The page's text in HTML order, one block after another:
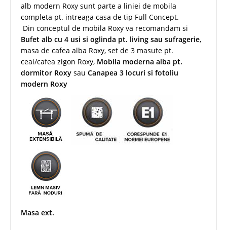
alb modern Roxy sunt parte a liniei de mobila
completa pt. intreaga casa de tip Full Concept.
Din conceptul de mobila Roxy va recomandam si
Bufet alb cu 4 usi si oglinda pt. living sau sufragerie,
masa de cafea alba Roxy, set de 3 masute pt.
ceai/cafea zigon Roxy, Mobila moderna alba pt.
dormitor Roxy sau Canapea 3 locuri si fotoliu
modern Roxy
Masa ext.